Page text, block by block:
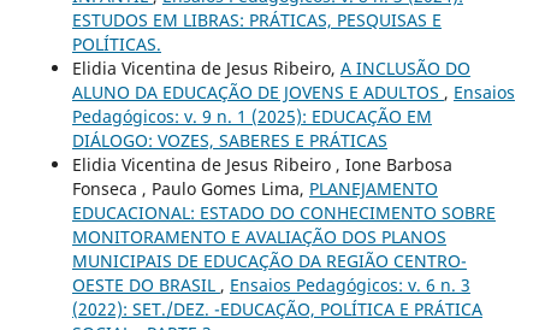
ESTUDOS EM LIBRAS: PRÁTICAS, PESQUISAS E
POLÍTICAS.
Elidia Vicentina de Jesus Ribeiro, A INCLUSÃO DO
ALUNO DA EDUCAÇÃO DE JOVENS E ADULTOS , Ensaios
Pedagógicos: v. 9 n. 1 (2025): EDUCAÇÃO EM
DIÁLOGO: VOZES, SABERES E PRÁTICAS
Elidia Vicentina de Jesus Ribeiro , Ione Barbosa
Fonseca , Paulo Gomes Lima, PLANEJAMENTO
EDUCACIONAL: ESTADO DO CONHECIMENTO SOBRE
MONITORAMENTO E AVALIAÇÃO DOS PLANOS
MUNICIPAIS DE EDUCAÇÃO DA REGIÃO CENTRO-
OESTE DO BRASIL , Ensaios Pedagógicos: v. 6 n. 3
(2022): SET./DEZ. -EDUCAÇÃO, POLÍTICA E PRÁTICA